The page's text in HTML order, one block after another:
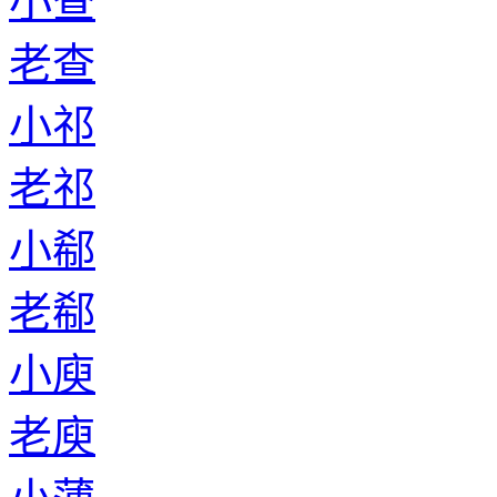
老查
小祁
老祁
小郗
老郗
小庾
老庾